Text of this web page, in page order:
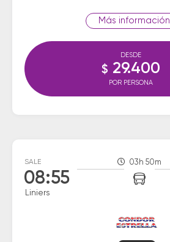
información
DESDE
$ 29.400
POR PERSONA
SALE
08:55
Liniers
03h 50m